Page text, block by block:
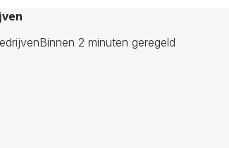
Binnen 2 minuten geregeld